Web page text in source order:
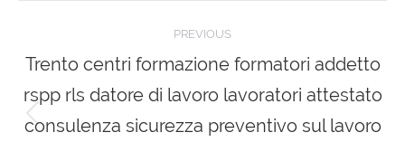
navigation
PREVIOUS
Previous
Trento centri formazione formatori addetto
rspp rls datore di lavoro lavoratori attestato
consulenza sicurezza preventivo sul lavoro